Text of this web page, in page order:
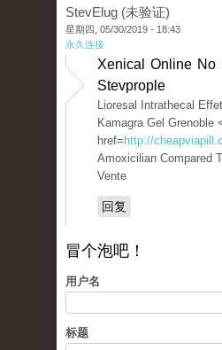
StevElug (未验证)
星期四, 05/30/2019 - 18:43
永久连接
Xenical Online No
Stevprople
Lioresal Intrathecal
Kamagra Gel Grenoble
href= http://
Amoxicilian Compared
Vente
回复
冒个泡吧！
用户名
标题